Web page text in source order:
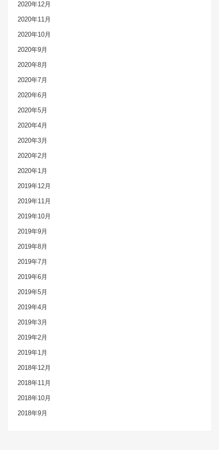
2020年12月
2020年11月
2020年10月
2020年9月
2020年8月
2020年7月
2020年6月
2020年5月
2020年4月
2020年3月
2020年2月
2020年1月
2019年12月
2019年11月
2019年10月
2019年9月
2019年8月
2019年7月
2019年6月
2019年5月
2019年4月
2019年3月
2019年2月
2019年1月
2018年12月
2018年11月
2018年10月
2018年9月